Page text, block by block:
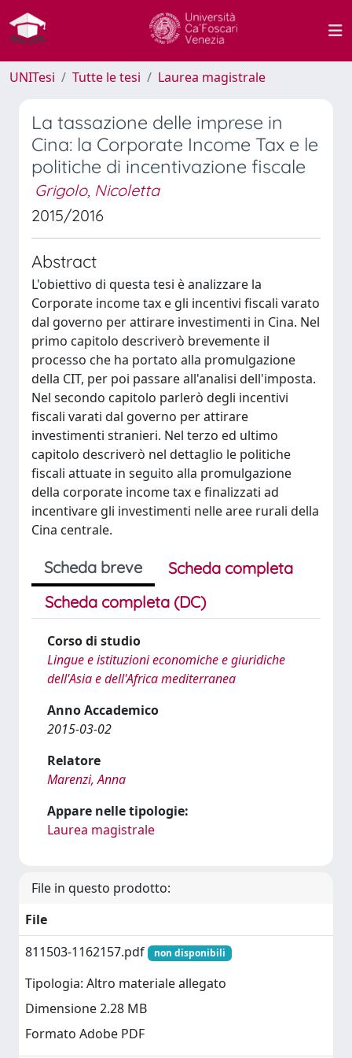
UNITesi Tutte le tesi Laurea magistrale
La tassazione delle imprese in
Cina: la Corporate Income Tax e le
politiche di incentivazione fiscale
Grigolo, Nicoletta
2015/2016
Abstract
L'obiettivo di questa tesi è analizzare la
Corporate income tax e gli incentivi fiscali varato
dal governo per attirare investimenti in Cina. Nel
primo capitolo descriverò brevemente il
processo che ha portato alla promulgazione
della CIT, per poi passare all'analisi dell'imposta.
Nel secondo capitolo parlerò degli incentivi
fiscali varati dal governo per attirare
investimenti stranieri. Nel terzo ed ultimo
capitolo descriverò nel dettaglio le politiche
fiscali attuate in seguito alla promulgazione
della corporate income tax e finalizzati ad
incentivare gli investimenti nelle aree rurali della
Cina centrale.
Scheda breve
Scheda completa
Scheda completa (DC)
Corso di studio
Lingue e istituzioni economiche e giuridiche
dell'Asia e dell'Africa mediterranea
Anno Accademico
2015-03-02
Relatore
Marenzi, Anna
Appare nelle tipologie:
Laurea magistrale
File in questo prodotto:
File
811503-1162157.pdf
non disponibili
Tipologia: Altro materiale allegato
Dimensione 2.28 MB
Formato Adobe PDF